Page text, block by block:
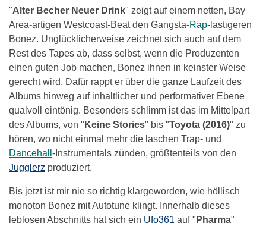
"Alter Becher Neuer Drink" zeigt auf einem netten, Bay
Area-artigen Westcoast-Beat den Gangsta-Rap-lastigeren
Bonez. Unglücklicherweise zeichnet sich auch auf dem
Rest des Tapes ab, dass selbst, wenn die Produzenten
einen guten Job machen, Bonez ihnen in keinster Weise
gerecht wird. Dafür rappt er über die ganze Laufzeit des
Albums hinweg auf inhaltlicher und performativer Ebene
qualvoll eintönig. Besonders schlimm ist das im Mittelpart
des Albums, von " Keine Stories" bis "Toyota (2016)" zu
hören, wo nicht einmal mehr die laschen Trap- und
Dancehall -Instrumentals zünden, größtenteils von den
Jugglerz produziert.
Bis jetzt ist mir nie so richtig klargeworden, wie höllisch
monoton Bonez mit Autotune klingt. Innerhalb dieses
leblosen Abschnitts hat sich ein Ufo361 auf " Pharma"